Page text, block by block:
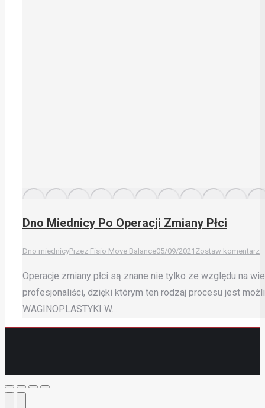
Dno Miednicy Po Operacji Zmiany Płci
Dno miednicyPrzez Fisio Move Balance05/09/2021 Zostaw komentarz
Operacje zmiany płci są znane nie tylko ze względu na
profesjonaliści, dzięki którym ten rodzaj procesu jest
WAGINOPLASTYKI W…
Do